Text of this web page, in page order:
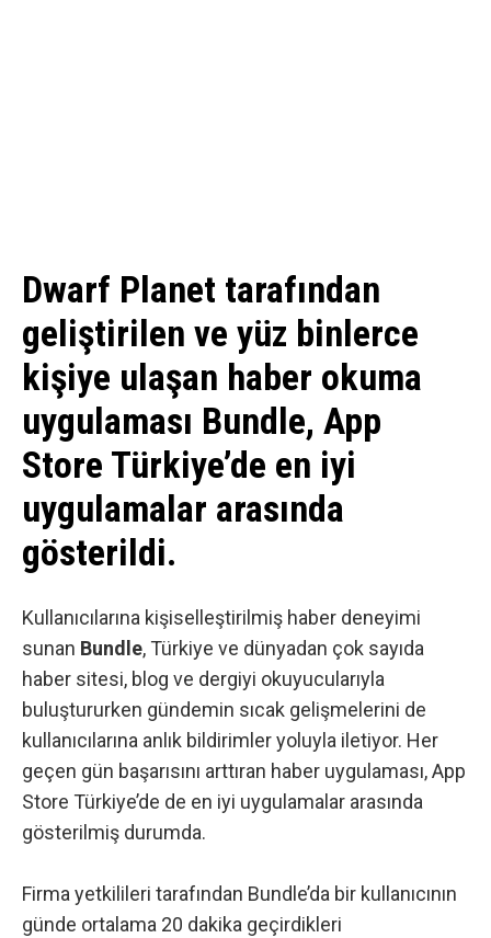
Dwarf Planet tarafından
geliştirilen ve yüz binlerce
kişiye ulaşan haber okuma
uygulaması Bundle, App
Store Türkiye’de en iyi
uygulamalar arasında
gösterildi.
Kullanıcılarına kişiselleştirilmiş haber deneyimi
sunan Bundle, Türkiye ve dünyadan çok sayıda
haber sitesi, blog ve dergiyi okuyucularıyla
buluştururken gündemin sıcak gelişmelerini de
kullanıcılarına anlık bildirimler yoluyla iletiyor. Her
geçen gün başarısını arttıran haber uygulaması, App
Store Türkiye’de de en iyi uygulamalar arasında
gösterilmiş durumda.
Firma yetkilileri tarafından Bundle’da bir kullanıcının
günde ortalama 20 dakika geçirdikleri